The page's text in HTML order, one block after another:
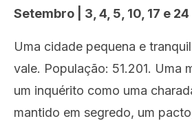
Setembro | 3, 4, 5, 10, 17 e 24
Uma cidade pequena e
vale. População: 51.201. Uma
um inquérito como uma
mantido em segredo, um